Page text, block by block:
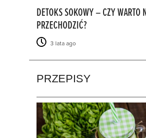
DETOKS SOKOWY – CZY WARTO
PRZECHODZIĆ?
3 lata ago
PRZEPISY